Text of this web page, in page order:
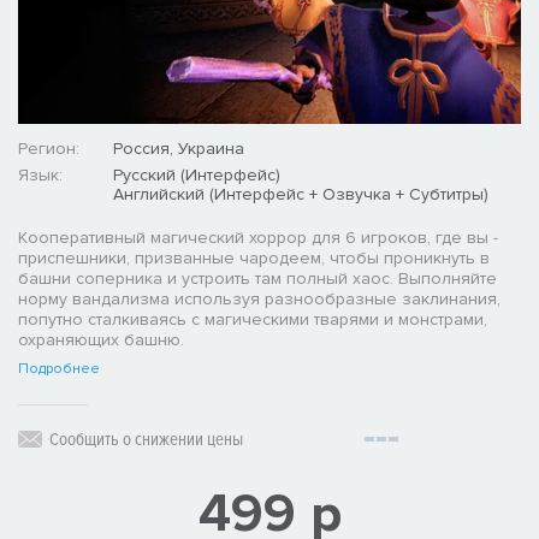
Регион:
Россия, Украина
Язык:
Русский (Интерфейс)
Английский (Интерфейс + Озвучка + Субтитры)
Кооперативный магический хоррор для 6 игроков, где вы -
приспешники, призванные чародеем, чтобы проникнуть в
башни соперника и устроить там полный хаос. Выполняйте
норму вандализма используя разнообразные заклинания,
попутно сталкиваясь с магическими тварями и монстрами,
охраняющих башню.
Подробнее
Сообщить о снижении цены
499 р